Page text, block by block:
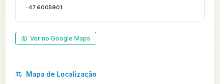
-47.6005901
Ver no Google Maps
Mapa de Localização